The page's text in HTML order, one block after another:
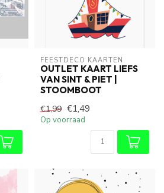
FEESTDECO KAARTEN
OUTLET KAART LIEFS
VAN SINT & PIET |
STOOMBOOT
€1,99 €1,49
Op voorraad